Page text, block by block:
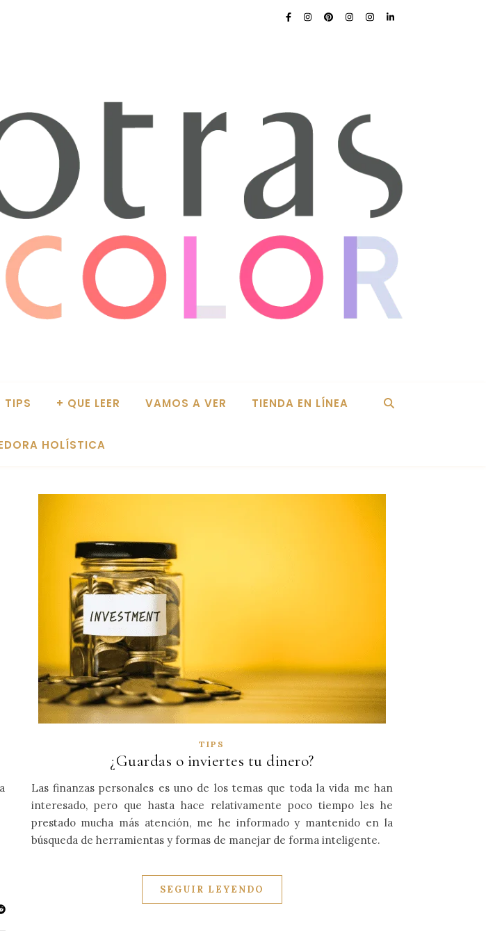
TIPS + QUE LEER VAMOS A VER TIENDA EN LÍNEA
HOLÍSTICA
TIPS
¿Guardas o inviertes tu dinero?
Las finanzas personales es uno de los temas que toda la vida me han
interesado, pero que hasta hace relativamente poco tiempo les he
prestado mucha más atención, me he informado y mantenido en la
búsqueda de herramientas y formas de manejar de forma inteligente.
SEGUIR LEYENDO